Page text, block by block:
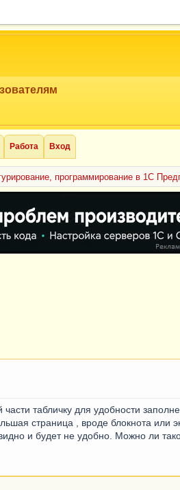
Работа Вход
программирование в 1С
табличку для удобности
страница , вроде блокнота или
и будет не удобно. Можно ли